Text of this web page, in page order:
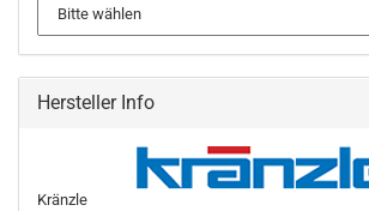
Hersteller Info
Kränzle